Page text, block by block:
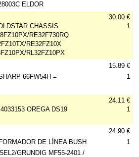
ELDOR
CHASSIS
RE32F730RQ
RE32FZ10X
RL32FZ10PX
30.00 €
1
66FW54H =
15.89 €
1
OREGA DS19
24.11 €
1
DE LÍNEA BUSH
GRUNDIG MF55-2401 /
24.90 €
1